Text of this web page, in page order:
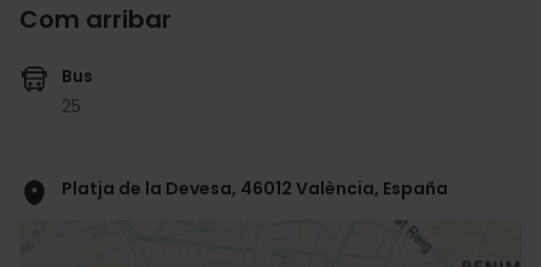
Com arribar
Bus
25
Platja de la Devesa, 46012 València, España